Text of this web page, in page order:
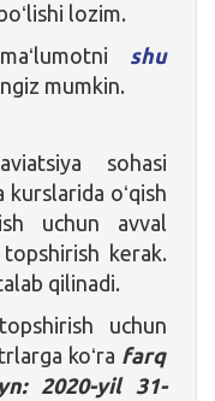
lozim.
shu
mumkin.
sohasi
oʻqish
uchun avval
kerak.
qilinadi.
uchun
koʻra farq
2020-yil 31-